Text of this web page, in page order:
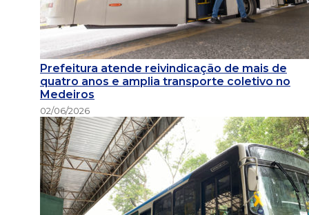
Prefeitura atende reivindicação de mais de
quatro anos e amplia transporte coletivo no
Medeiros
02/06/2026